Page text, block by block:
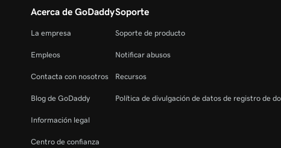
Acerca de GoDaddy
La empresa
Empleos
Contacta con nosotros
Blog de GoDaddy
Información legal
Centro de confianza
Soporte
Soporte de producto
Notificar abusos
Recursos
Política de divulgación de datos de registro de